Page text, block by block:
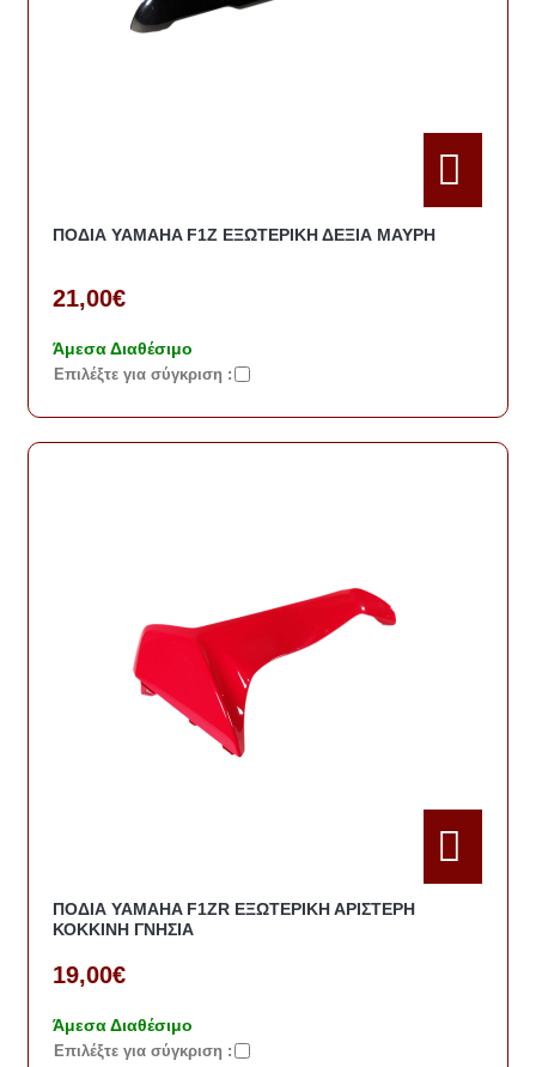
ΠΟΔΙΑ YAMAHA F1Z ΕΞΩΤΕΡΙΚΗ ΔΕΞΙΑ ΜΑΥΡΗ
21,00€
Άμεσα Διαθέσιμο
Eπιλέξτε για σύγκριση :
ΠΟΔΙΑ YAMAHA F1ZR ΕΞΩΤΕΡΙΚΗ ΑΡΙΣΤΕΡΗ
ΚΟΚΚΙΝΗ ΓΝΗΣΙΑ
19,00€
Άμεσα Διαθέσιμο
Eπιλέξτε για σύγκριση :